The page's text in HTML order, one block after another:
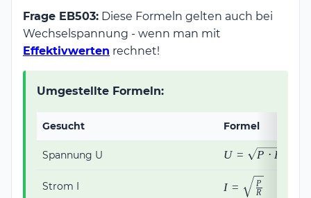
I
R
Frage EB503: Diese Formeln gelten auch bei
Wechselspannung - wenn man mit
Effektivwerten rechnet!
Umgestellte Formeln:
Gesucht Formel
Spannung U
U =
\cdot
R}
U = P ⋅ R
Strom I
I =
I = R
P